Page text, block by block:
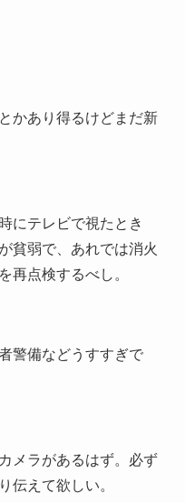
かあり得るけどまだ新
にテレビで視たとき
貧弱で、あれでは消火
再点検するべし。
警備などうすすぎで
メラがあるはず。必ず
伝えて欲しい。